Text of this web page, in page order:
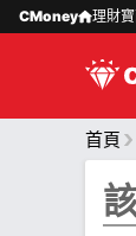
CMoney 理財
首頁